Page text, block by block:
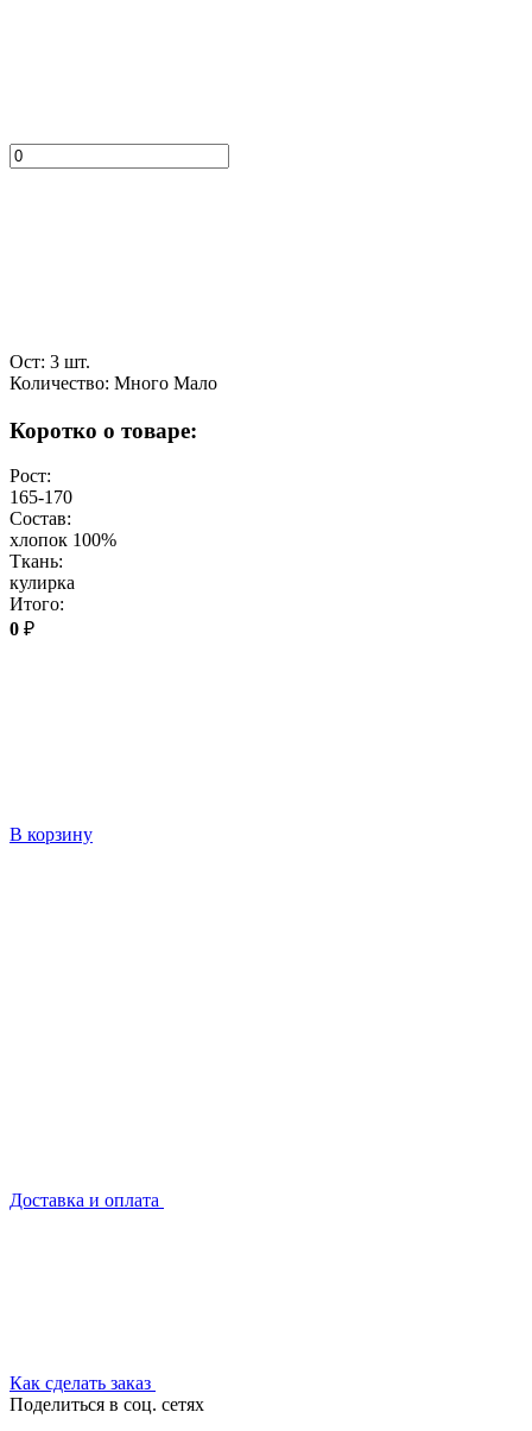
Ост: 3 шт.
Количество: Много Мало
Коротко о товаре:
Рост:
165-170
Состав:
хлопок 100%
Ткань:
кулирка
Итого:
0 ₽
В корзину
Доставка и оплата
Как сделать заказ
Поделиться в соц. сетях